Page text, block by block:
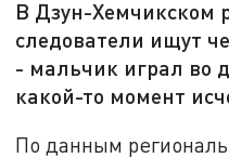
В Дзун-Хемчикском
следователи ищут
- мальчик играл во
какой-то момент
По данным